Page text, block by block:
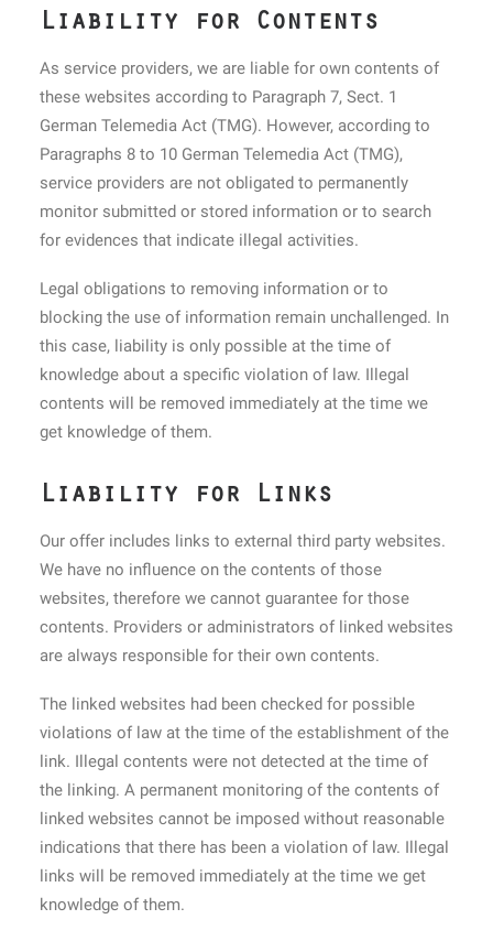
Liability for Contents
As service providers, we are liable for own contents of
these websites according to Paragraph 7, Sect. 1
German Telemedia Act (TMG). However, according to
Paragraphs 8 to 10 German Telemedia Act (TMG),
service providers are not obligated to permanently
monitor submitted or stored information or to search
for evidences that indicate illegal activities.
Legal obligations to removing information or to
blocking the use of information remain unchallenged. In
this case, liability is only possible at the time of
knowledge about a specific violation of law. Illegal
contents will be removed immediately at the time we
get knowledge of them.
Liability for Links
Our offer includes links to external third party websites.
We have no influence on the contents of those
websites, therefore we cannot guarantee for those
contents. Providers or administrators of linked websites
are always responsible for their own contents.
The linked websites had been checked for possible
violations of law at the time of the establishment of the
link. Illegal contents were not detected at the time of
the linking. A permanent monitoring of the contents of
linked websites cannot be imposed without reasonable
indications that there has been a violation of law. Illegal
links will be removed immediately at the time we get
knowledge of them.